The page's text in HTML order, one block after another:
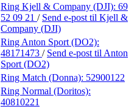
Ring Kjell & Company (DJI): 69
52 09 21 / Send e-post til Kjell &
Company (DJI)
Ring Anton Sport (DO2):
48171473 / Send e-post til Anton
Sport (DO2)
Ring Match (Donna): 52900122
Ring Normal (Doritos):
40810221